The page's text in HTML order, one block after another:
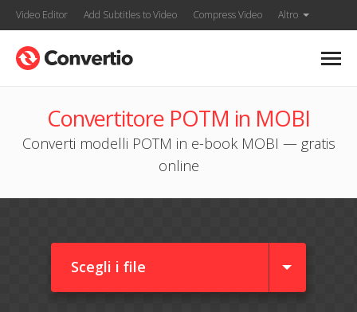
Video Editor Add Subtitles to Video Compress Video Altro
Convertitore POTM in MOBI
Converti modelli POTM in e-book MOBI — gratis
online
Scegli i file